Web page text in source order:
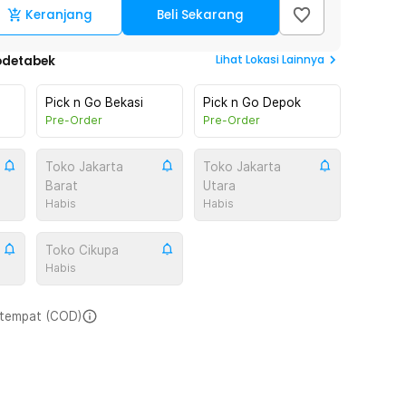
Keranjang Beli Sekarang
Lihat Lokasi Lainnya
Pick n Go Bekasi
Pre-Order
Pick n Go Depok
Pre-Order
Toko Jakarta
Barat
Habis
Toko Jakarta
Utara
Habis
Toko Cikupa
Habis
(COD)